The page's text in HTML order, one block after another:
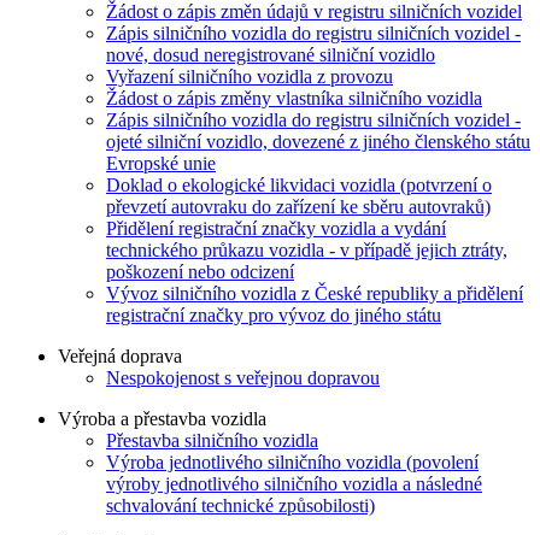
Žádost o zápis změn údajů v registru silničních vozidel
Zápis silničního vozidla do registru silničních vozidel -
nové, dosud neregistrované silniční vozidlo
Vyřazení silničního vozidla z provozu
Žádost o zápis změny vlastníka silničního vozidla
Zápis silničního vozidla do registru silničních vozidel -
ojeté silniční vozidlo, dovezené z jiného členského státu
Evropské unie
Doklad o ekologické likvidaci vozidla (potvrzení o
převzetí autovraku do zařízení ke sběru autovraků)
Přidělení registrační značky vozidla a vydání
technického průkazu vozidla - v případě jejich ztráty,
poškození nebo odcizení
Vývoz silničního vozidla z České republiky a přidělení
registrační značky pro vývoz do jiného státu
Veřejná doprava
Nespokojenost s veřejnou dopravou
Výroba a přestavba vozidla
Přestavba silničního vozidla
Výroba jednotlivého silničního vozidla (povolení
výroby jednotlivého silničního vozidla a následné
schvalování technické způsobilosti)